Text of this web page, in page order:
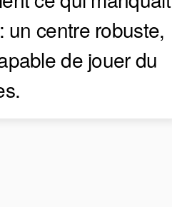
un centre robuste,
de jouer du